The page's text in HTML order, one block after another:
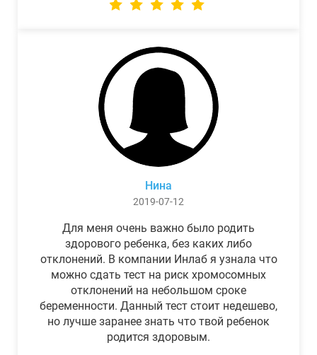
Нина
2019-07-12
Для меня очень важно было родить
здорового ребенка, без каких либо
отклонений. В компании Инлаб я узнала что
можно сдать тест на риск хромосомных
отклонений на небольшом сроке
беременности. Данный тест стоит недешево,
но лучше заранее знать что твой ребенок
родится здоровым.